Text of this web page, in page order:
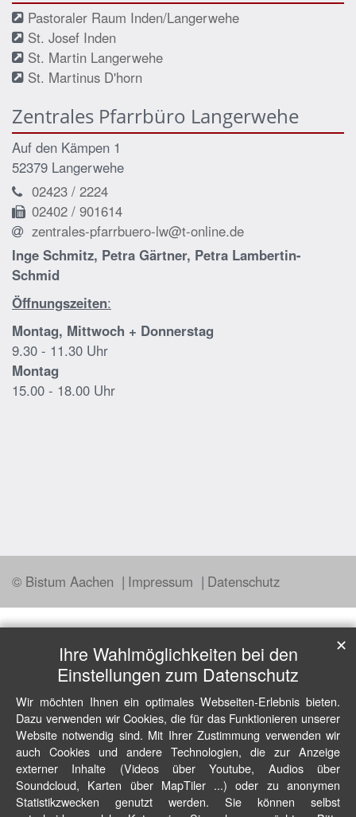
Pastoraler Raum Inden/Langerwehe
St. Josef Inden
St. Martin Langerwehe
St. Martinus D'horn
Zentrales Pfarrbüro Langerwehe
Auf den Kämpen 1
52379 Langerwehe
02423 / 2224
02402 / 901614
zentrales-pfarrbuero-lw@t-online.de
Inge Schmitz, Petra Gärtner, Petra Lambertin-
Schmid
Öffnungszeiten:
Montag, Mittwoch + Donnerstag
9.30 - 11.30 Uhr
Montag
15.00 - 18.00 Uhr
© Bistum Aachen Impressum Datenschutz
Ihre Wahlmöglichkeiten bei den
Einstellungen zum Datenschutz
Wir möchten Ihnen ein optimales Webseiten-Erlebnis bieten.
Dazu verwenden wir Cookies, die für das Funktionieren unserer
Website notwendig sind. Mit Ihrer Zustimmung verwenden wir
auch Cookies und andere Technologien, die zur Anzeige
externer Inhalte (Videos über Youtube, Audios über
Soundcloud, Karten über MapTiler ...) oder zu anonymen
Statistikzwecken genutzt werden. Sie können selbst
✕